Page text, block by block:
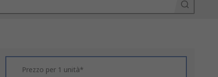
Prezzo per 1 unità*